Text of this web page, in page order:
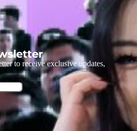
to receive exclusive updates,